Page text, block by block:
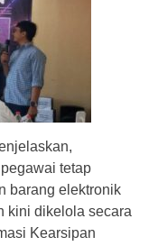
tetap
barang elektronik
kini dikelola secara
Kearsipan